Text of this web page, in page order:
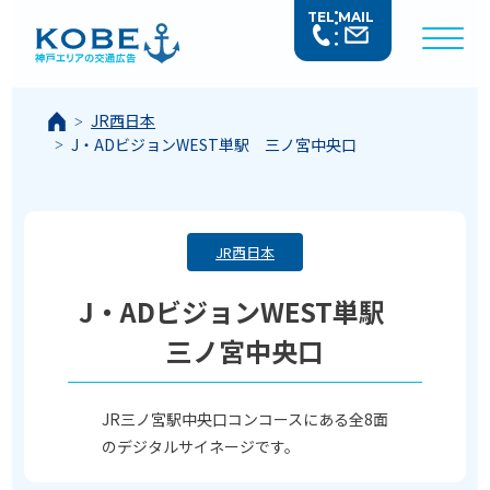
TEL MAIL
JR西日本
J・ADビジョンWEST単駅 三ノ宮中央口
JR西日本
J・ADビジョンWEST単駅
三ノ宮中央口
JR三ノ宮駅中央口コンコースにある全8面
のデジタルサイネージです。